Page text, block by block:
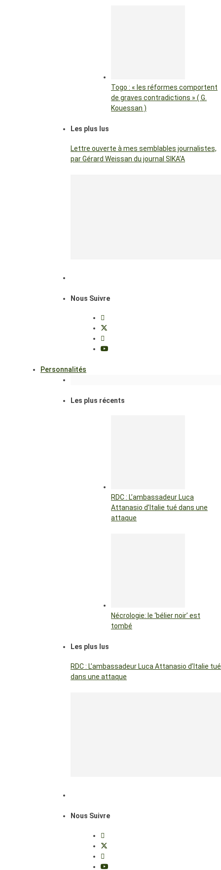
Togo : « les réformes comportent
de graves contradictions » ( G.
Kouessan )
Les plus lus
Lettre ouverte à mes semblables journalistes,
par Gérard Weissan du journal SIKA’A
Nous Suivre
Personnalités
Les plus récents
RDC : L’ambassadeur Luca
Attanasio d’Italie tué dans une
attaque
Nécrologie: le ‘bélier noir’ est
tombé
Les plus lus
RDC : L’ambassadeur Luca Attanasio d’Italie tué
dans une attaque
Nous Suivre